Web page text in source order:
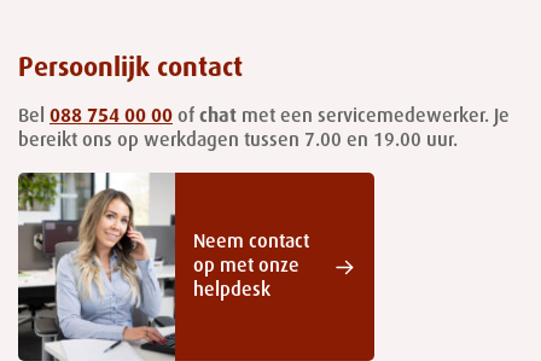
Persoonlijk contact
Bel 088 754 00 00 of chat met een servicemedewerker. Je
bereikt ons op werkdagen tussen 7.00 en 19.00 uur.
Neem contact
op met onze
helpdesk